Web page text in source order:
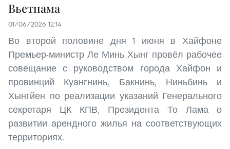
Вьетнама
01/06/2026 12:14
Во второй половине дня 1 июня в Хайфоне
Премьер-министр Ле Минь Хынг провёл рабочее
совещание с руководством города Хайфон и
провинций Куангнинь, Бакнинь, Ниньбинь и
Хынгйен по реализации указаний Генерального
секретаря ЦК КПВ, Президента То Лама о
развитии арендного жилья на соответствующих
территориях.